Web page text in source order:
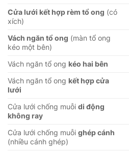
Cửa lưới kết hợp rèm tổ ong (có
xích)
Vách ngăn tổ ong (màn tổ ong
kéo một bên)
Vách ngăn tổ ong kéo hai bên
Vách ngăn tổ ong kết hợp cửa
lưới
Cửa lưới chống muỗi di động
không ray
Cửa lưới chống muỗi ghép cánh
(nhiều cánh ghép)